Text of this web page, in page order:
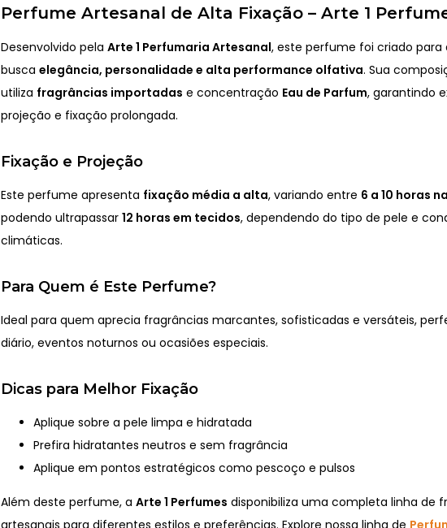
Perfume Artesanal de Alta Fixação – Arte 1
Desenvolvido pela Arte 1 Perfumaria Artesanal, este perfume foi criado para
busca elegância, personalidade e alta performance olfativa. Sua
utiliza fragrâncias importadas e concentração Eau de Parfum, garantindo
projeção e fixação prolongada.
Fixação e Projeção
Este perfume apresenta fixação média a alta, variando entre 6 a 10 horas
podendo ultrapassar 12 horas em tecidos, dependendo do tipo de pele e
climáticas.
Para Quem é Este Perfume?
Ideal para quem aprecia fragrâncias marcantes, sofisticadas e versáteis,
diário, eventos noturnos ou ocasiões especiais.
Dicas para Melhor Fixação
Aplique sobre a pele limpa e hidratada
Prefira hidratantes neutros e sem fragrância
Aplique em pontos estratégicos como pescoço e pulsos
Além deste perfume, a Arte 1 Perfumes disponibiliza uma completa linha de
artesanais para diferentes estilos e preferências. Explore nossa linha de